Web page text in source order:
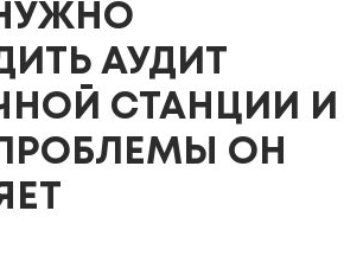
АУДИТ
СТАНЦИИ И
ОН